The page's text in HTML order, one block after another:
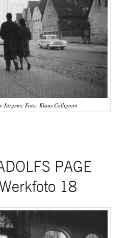
Jürgens. Foto: Klaus Collignon
PAGE
18